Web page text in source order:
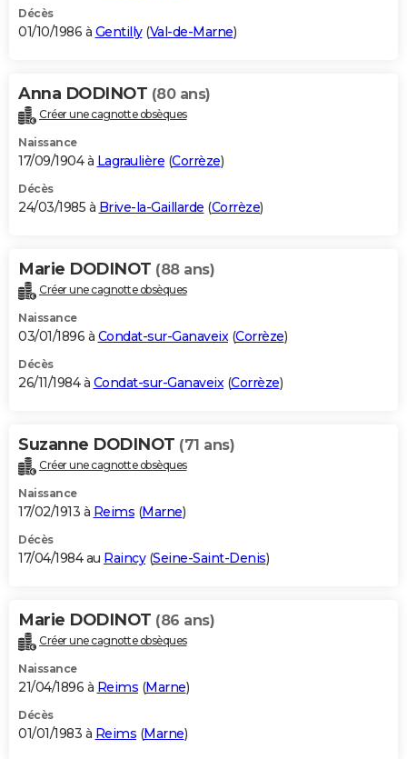
Décès
01/10/1986 à Gentilly(Val-de-Marne)
Anna DODINOT (80 ans)
Créer une cagnotte obsèques
Naissance
17/09/1904 à Lagraulière (Corrèze)
Décès
24/03/1985 à Brive-la-Gaillarde (Corrèze)
Marie DODINOT (88 ans)
Créer une cagnotte obsèques
Naissance
03/01/1896 à Condat-sur-Ganaveix(Corrèze)
Décès
26/11/1984 à Condat-sur-Ganaveix(Corrèze)
Suzanne DODINOT (71 ans)
Créer une cagnotte obsèques
Naissance
17/02/1913 à Reims (Marne)
Décès
17/04/1984 au Raincy(Seine-Saint-Denis)
Marie DODINOT (86 ans)
Créer une cagnotte obsèques
Naissance
21/04/1896 à Reims (Marne)
Décès
01/01/1983 à Reims (Marne)